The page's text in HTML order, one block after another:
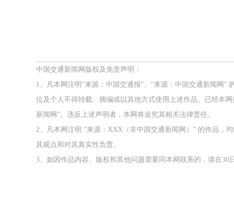
中国交通新闻网版权及免责声明：
1、凡本网注明“来源：中国交通报”、“来源：中国交通新闻网
位及个人不得转载、摘编或以其他方式使用上述作品。已经本
新闻网”。违反上述声明者，本网将追究其相关法律责任。
2、凡本网注明 “来源：XXX（非中国交通新闻网）” 的作品，
其观点和对其真实性负责。
3、如因作品内容、版权和其他问题需要同本网联系的，请在30